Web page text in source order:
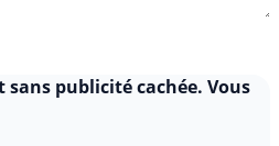
publicité cachée. Vous